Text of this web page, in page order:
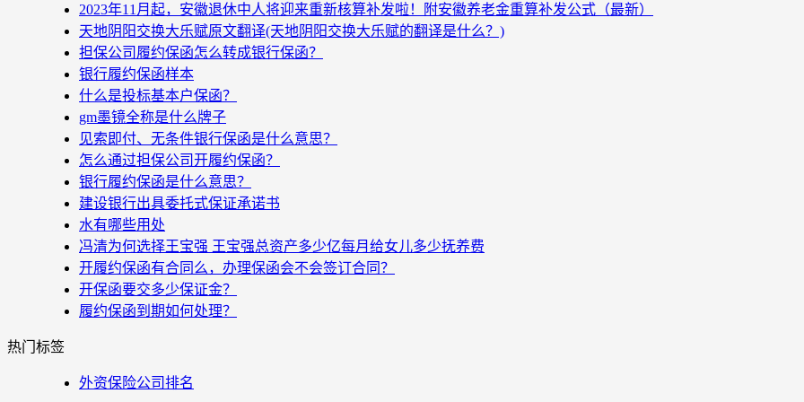
2023年11月起，安徽退休中人将迎来重新核算补发啦！附安徽养老金重算补发公式（最新）
天地阴阳交换大乐赋原文翻译(天地阴阳交换大乐赋的翻译是什么？)
担保公司履约保函怎么转成银行保函？
银行履约保函样本
什么是投标基本户保函？
gm墨镜全称是什么牌子
见索即付、无条件银行保函是什么意思？
怎么通过担保公司开履约保函？
银行履约保函是什么意思？
建设银行出具委托式保证承诺书
水有哪些用处
冯清为何选择王宝强 王宝强总资产多少亿每月给女儿多少抚养费
开履约保函有合同么，办理保函会不会签订合同？
开保函要交多少保证金？
履约保函到期如何处理？
热门标签
外资保险公司排名